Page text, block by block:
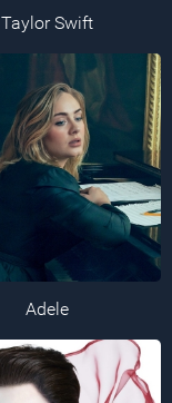
Taylor Swift
Adele